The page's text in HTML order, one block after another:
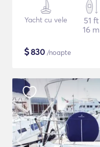
Yacht cu vele
51 ft
16 m
$830 /noapte